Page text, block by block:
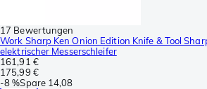
17 Bewertungen
Work Sharp Ken Onion Edition Knife & Tool
elektrischer Messerschleifer
161,91 €
175,99 €
-8 %Spare 14,08